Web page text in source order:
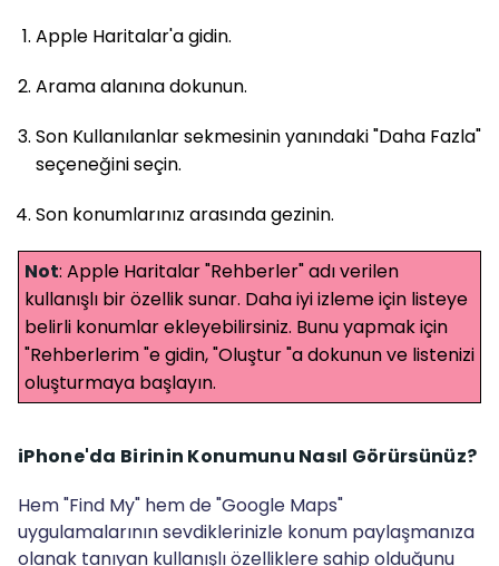
Apple Haritalar'a gidin.
Arama alanına dokunun.
Son Kullanılanlar sekmesinin yanındaki "Daha Fazla"
seçeneğini seçin.
Son konumlarınız arasında gezinin.
Not: Apple Haritalar "Rehberler" adı verilen
kullanışlı bir özellik sunar. Daha iyi izleme için listeye
belirli konumlar ekleyebilirsiniz. Bunu yapmak için
"Rehberlerim "e gidin, "Oluştur "a dokunun ve listenizi
oluşturmaya başlayın.
iPhone'da Birinin Konumunu Nasıl Görürsünüz?
Hem "Find My" hem de "Google Maps"
uygulamalarının sevdiklerinizle konum paylaşmanıza
olanak tanıyan kullanışlı özelliklere sahip olduğunu